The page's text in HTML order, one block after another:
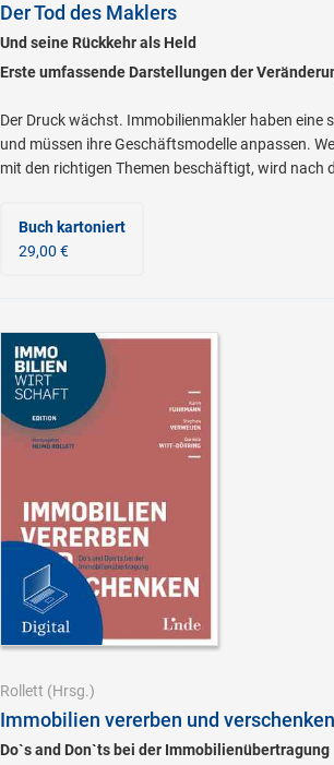
Der Tod des Maklers
Und seine Rückkehr als Held
Erste umfassende Darstellungen der
Der Druck wächst. Immobilienmakler haben eine
und müssen ihre Geschäftsmodelle anpassen.
mit den richtigen Themen beschäftigt, wird nach
Buch kartoniert
29,00 €
Rollett (Hrsg.)
Immobilien vererben und verschenken
Do`s and Don`ts bei der Immobilienübertragung